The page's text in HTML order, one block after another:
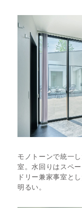
モノトーンで統一
室。水回りはスペ
ドリー兼家事室と
明るい。